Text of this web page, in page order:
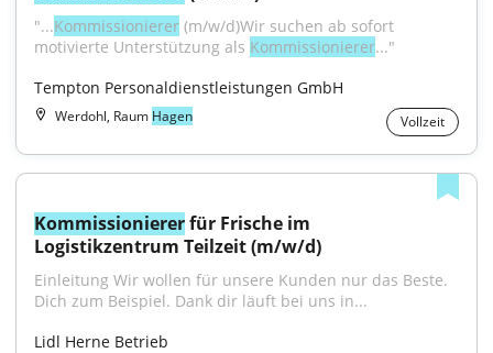
"...Kommissionierer (m/w/d)Wir suchen ab sofort
motivierte Unterstützung als Kommissionierer..."
Tempton Personaldienstleistungen GmbH
Werdohl, Raum Hagen Vollzeit
Kommissionierer für Frische im
Logistikzentrum Teilzeit (m/w/d)
Einleitung Wir wollen für unsere Kunden nur das Beste.
Dich zum Beispiel. Dank dir läuft bei uns in...
Lidl Herne Betrieb